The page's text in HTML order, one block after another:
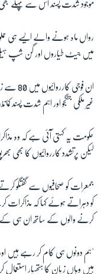
زبان
موجود شدت پسند اس سے پہلے بھی
رواں ماہ ہونے والے ایسے ہی
میں جیٹ طیاروں اور گن شپ ہیلی
ان
غیر ملکی جنگجو اور اہم شدت پسند
حکومت یہ کہتی آئی ہے کہ وہ
لیکن پرتشدد کارروائیوں کا بھی
جمعرات کو صحافیوں سے گفتگو
کو دہراتے ہوئے کہا کہ مذاکرات
کرنے والوں کے ساتھ ان ہی کے
"ہم دونوں ہی کام کر رہے ہیں اور
ہیں وہاں زبان کا ہتھیار استعمال